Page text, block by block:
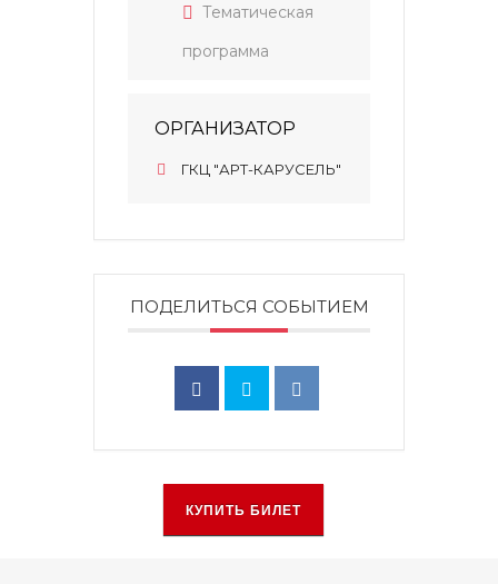
Тематическая
программа
ОРГАНИЗАТОР
ГКЦ "АРТ-КАРУСЕЛЬ"
ПОДЕЛИТЬСЯ СОБЫТИЕМ
КУПИТЬ БИЛЕТ